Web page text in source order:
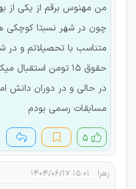
من مهنوس برقم از یکی از
چون در شهر نسبتا کوچکی
متناسب با تحصیلاتم و در
حقوق ۱۵ تومن
در حالی و در دوران دانش
مسابقات رسمی بودم
۵
زهرا ۱۵:۰۱ ۱۴۰۴/۰۶/۱۷